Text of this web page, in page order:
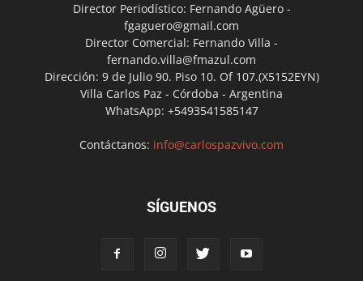
Director Periodístico: Fernando Agüero -
fgaguero@gmail.com
Director Comercial: Fernando Villa -
fernando.villa@fmazul.com
Dirección: 9 de Julio 90. Piso 10. Of 107.(X5152EYN)
Villa Carlos Paz - Córdoba - Argentina
WhatsApp: +5493541585147
Contáctanos: info@carlospazvivo.com
SÍGUENOS